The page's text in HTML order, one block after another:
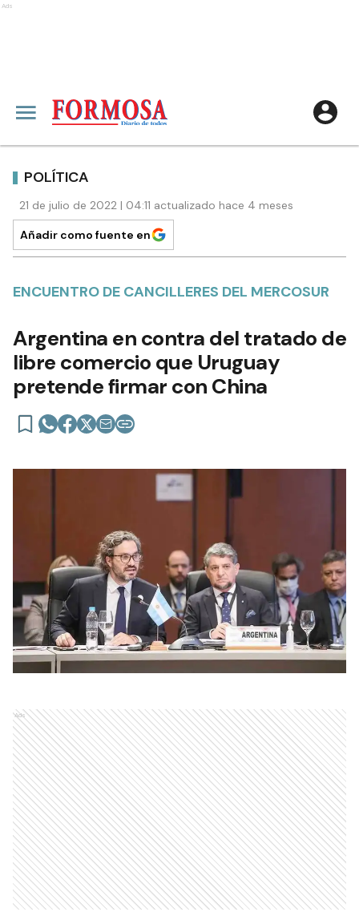
Ads
POLÍTICA
21 de julio de 2022 | 04:11 actualizado hace 4 meses
Añadir como fuente en
ENCUENTRO DE CANCILLERES DEL MERCOSUR
Argentina en contra del tratado de
libre comercio que Uruguay
pretende firmar con China
Ads